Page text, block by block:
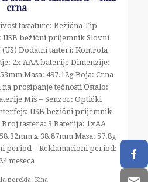
crna
tastature: Bežična Tip
USB bežični prijemnik Slovni
Dodatni tasteri: Kontrola
2x AAA baterije Dimenzije:
Masa: 497.12g Boja: Crna
prosipanje tečnosti Ostalo:
Miš – Senzor: Optički
USB bežični prijemnik
tastera: 3 Baterija: 1xAA
x 38.87mm Masa: 57.8g
period – Reklamacioni period:
24 meseca
porekla: Kina